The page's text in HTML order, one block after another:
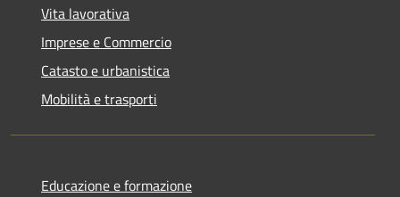
Vita lavorativa
Imprese e Commercio
Catasto e urbanistica
Mobilità e trasporti
Educazione e formazione